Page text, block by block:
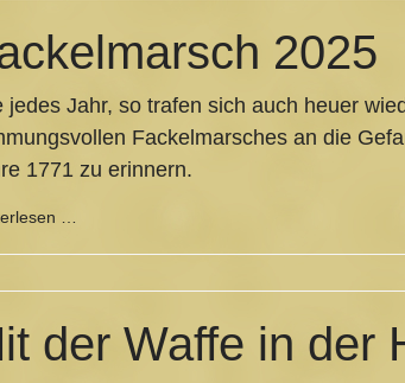
2025
jedes Jahr, so trafen sich auch heuer
Fackelmarsches an die
1771 zu erinnern.
…
der Waffe in der